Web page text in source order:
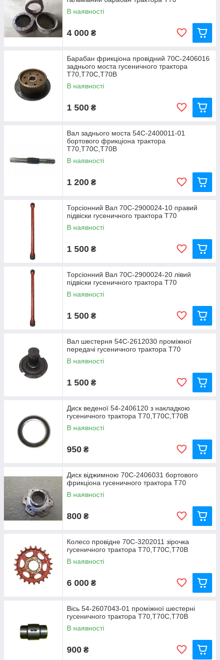
В наявності
4 000 ₴
Барабан фрикціона провідний 70С-2406016
заднього моста гусеничного трактора
Т70,Т70С,Т70В
В наявності
1 500 ₴
Вал заднього моста 54С-2400011-01
бортового фрикціона трактора
Т70,Т70С,Т70В
В наявності
1 200 ₴
Торсіонний Вал 70С-2900024-10 правий
підвіски гусеничного трактора Т70
В наявності
1 500 ₴
Торсіонний Вал 70С-2900024-20 лівий
підвіски гусеничного трактора Т70
В наявності
1 500 ₴
Вал шестерня 54С-2612030 проміжної
передачі гусеничного трактора Т70
В наявності
1 500 ₴
Диск веденої 54-2406120 з накладкою
гусеничного трактора Т70,Т70С,Т70В
В наявності
950 ₴
Диск віджимною 70С-2406031 бортового
фрикціона гусеничного трактора Т70
В наявності
800 ₴
Колесо провідне 70С-3202011 зірочка
гусеничного трактора Т70,Т70С,Т70В
В наявності
6 000 ₴
Вісь 54-2607043-01 проміжної шестерні
гусеничного трактора Т70,Т70С,Т70В
В наявності
900 ₴